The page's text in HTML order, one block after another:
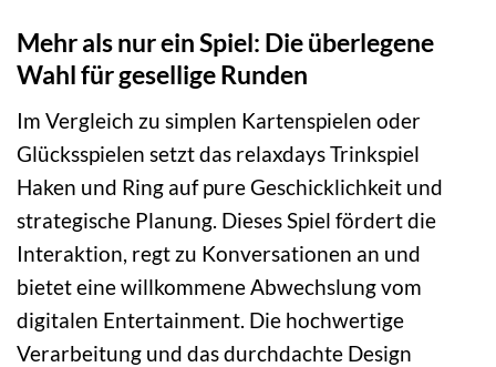
Mehr als nur ein Spiel: Die überlegene
Wahl für gesellige Runden
Im Vergleich zu simplen Kartenspielen oder
Glücksspielen setzt das relaxdays Trinkspiel
Haken und Ring auf pure Geschicklichkeit und
strategische Planung. Dieses Spiel fördert die
Interaktion, regt zu Konversationen an und
bietet eine willkommene Abwechslung vom
digitalen Entertainment. Die hochwertige
Verarbeitung und das durchdachte Design